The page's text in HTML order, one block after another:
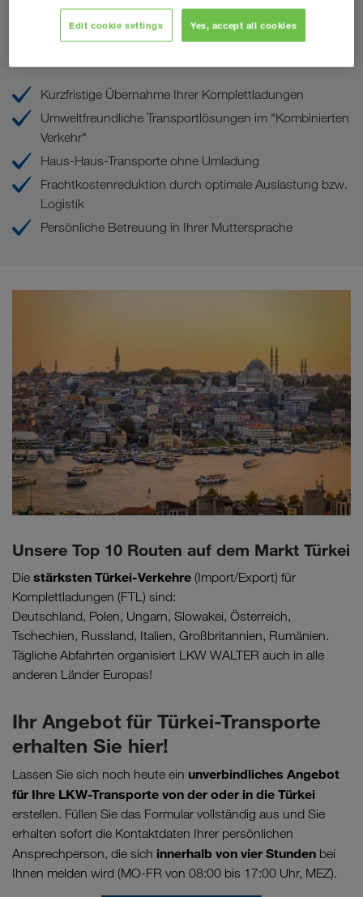
Ihre Vorteile bei LKW WALTER
Kurzfristige Übernahme Ihrer Komplettladungen
Umweltfreundliche Transportlösungen im "Kombinierten
Verkehr"
Haus-Haus-Transporte ohne Umladung
Frachtkostenreduktion durch optimale Auslastung bzw.
Logistik
Persönliche Betreuung in Ihrer Muttersprache
Unsere Top 10 Routen auf dem Markt Türkei
Die stärksten Türkei-Verkehre (Import/Export) für
Komplettladungen (FTL) sind:
Deutschland, Polen, Ungarn, Slowakei, Österreich,
Tschechien, Russland, Italien, Großbritannien, Rumänien.
Tägliche Abfahrten organisiert LKW WALTER auch in alle
anderen Länder Europas!
Ihr Angebot für Türkei-Transporte
erhalten Sie hier!
Lassen Sie sich noch heute ein unverbindliches Angebot
für Ihre LKW-Transporte von der oder in die Türkei
erstellen. Füllen Sie das Formular vollständig aus und Sie
erhalten sofort die Kontaktdaten Ihrer persönlichen
Ansprechperson, die sich innerhalb von vier Stunden bei
Ihnen melden wird (MO-FR von 08:00 bis 17:00 Uhr, MEZ).
Edit cookie settings Yes, accept all cookies